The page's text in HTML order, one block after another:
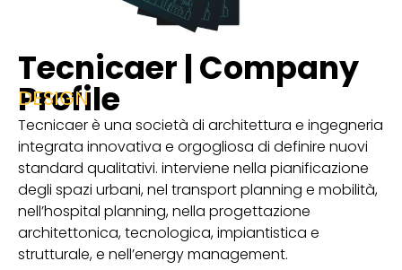
Tecnicaer | Company
Profile
DESIGN
Tecnicaer è una società di architettura e ingegneria
integrata innovativa e orgogliosa di definire nuovi
standard qualitativi. interviene nella pianificazione
degli spazi urbani, nel transport planning e mobilità,
nell’hospital planning, nella progettazione
architettonica, tecnologica, impiantistica e
strutturale, e nell’energy management.